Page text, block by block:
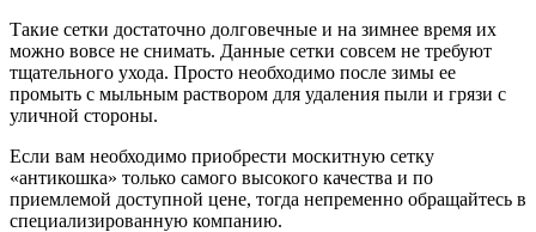
Такие сетки достаточно долговечные и на зимнее время их
можно вовсе не снимать. Данные сетки совсем не требуют
тщательного ухода. Просто необходимо после зимы ее
промыть с мыльным раствором для удаления пыли и грязи с
уличной стороны.
Если вам необходимо приобрести москитную сетку
«антикошка» только самого высокого качества и по
приемлемой доступной цене, тогда непременно обращайтесь в
специализированную компанию.